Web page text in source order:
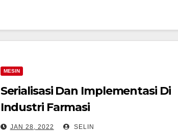
MESIN
Serialisasi Dan Implementasi Di
Industri Farmasi
JAN 28, 2022 SELIN